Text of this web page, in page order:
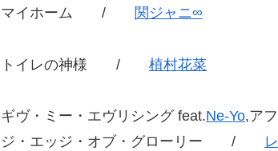
マイホーム / 関ジャニ∞
トイレの神様 / 植村花菜
ギヴ・ミー・エヴリシング feat.Ne-Yo,ア
ジ・エッジ・オブ・グローリー /